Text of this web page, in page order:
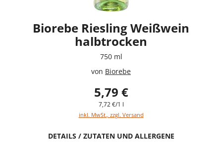
Biorebe Riesling Weißwein
halbtrocken
750 ml
von Biorebe
5,79 €
7,72 €/1 l
inkl. MwSt., zzgl. Versand
DETAILS / ZUTATEN UND ALLERGENE